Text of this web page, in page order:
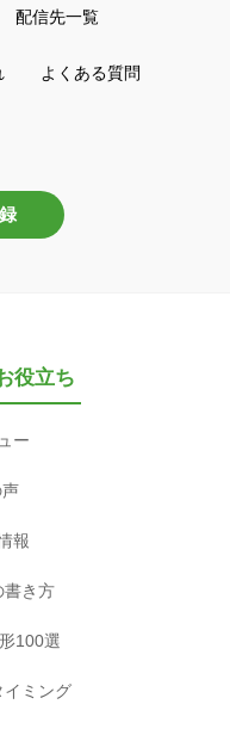
配信先一覧
よくある質問
役立ち
ー
報
書き方
100選
イミング